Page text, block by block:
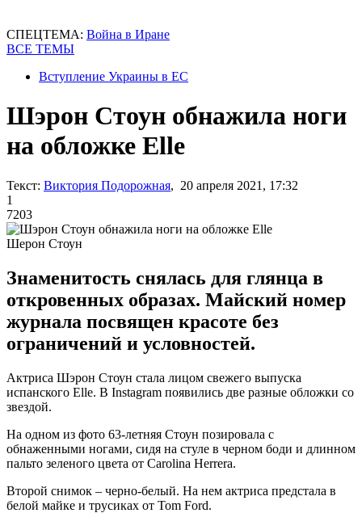
СПЕЦТЕМА: Война в Иране
ВСЕ ТЕМЫ
Вступление Украины в ЕС
Шэрон Стоун обнажила ноги
на обложке Elle
Текст: Виктория Подорожная, 20 апреля 2021, 17:32
1
7203
Шерон Стоун
Знаменитость снялась для глянца в
откровенных образах. Майский номер
журнала посвящен красоте без
ограничений и условностей.
Актриса Шэрон Стоун стала лицом свежего выпуска
испанского Elle. В Instagram появились две разные обложки со
звездой.
На одном из фото 63-летняя Стоун позировала с
обнаженными ногами, сидя на стуле в черном боди и длинном
пальто зеленого цвета от Carolina Herrera.
Второй снимок – черно-белый. На нем актриса предстала в
белой майке и трусиках от Tom Ford.